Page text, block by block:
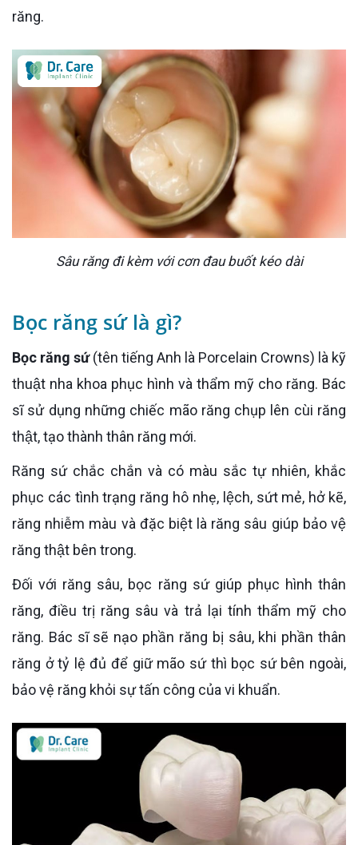
răng.
Sâu răng đi kèm với cơn đau buốt kéo dài
Bọc răng sứ là gì?
Bọc răng sứ(tên tiếng Anh là Porcelain Crowns) là kỹ
thuật nha khoa phục hình và thẩm mỹ cho răng. Bác
sĩ sử dụng những chiếc mão răng chụp lên cùi răng
thật, tạo thành thân răng mới.
Răng sứ chắc chắn và có màu sắc tự nhiên, khắc
phục các tình trạng răng hô nhẹ, lệch, sứt mẻ, hở kẽ,
răng nhiễm màu và đặc biệt là răng sâu giúp bảo vệ
răng thật bên trong.
Đối với răng sâu, bọc răng sứ giúp phục hình thân
răng, điều trị răng sâu và trả lại tính thẩm mỹ cho
răng. Bác sĩ sẽ nạo phần răng bị sâu, khi phần thân
răng ở tỷ lệ đủ để giữ mão sứ thì bọc sứ bên ngoài,
bảo vệ răng khỏi sự tấn công của vi khuẩn.